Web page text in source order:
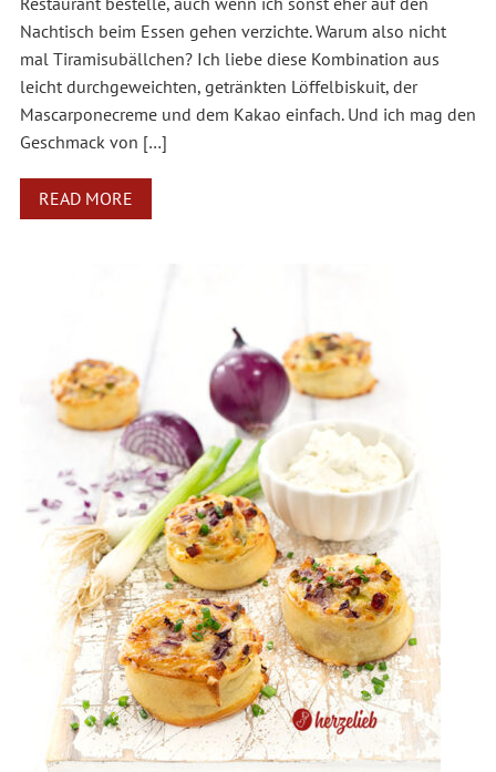
Nachtisch beim Essen gehen verzichte. Warum also nicht
mal Tiramisubällchen? Ich liebe diese Kombination aus
leicht durchgeweichten, getränkten Löffelbiskuit, der
Mascarponecreme und dem Kakao einfach. Und ich mag den
Geschmack von […]
READ MORE